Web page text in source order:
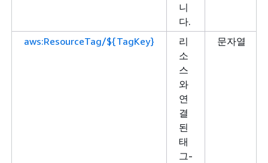
니
다.
aws:ResourceTag/${TagKey}
리
소
스
와
연
결
된
태
그-
문자열